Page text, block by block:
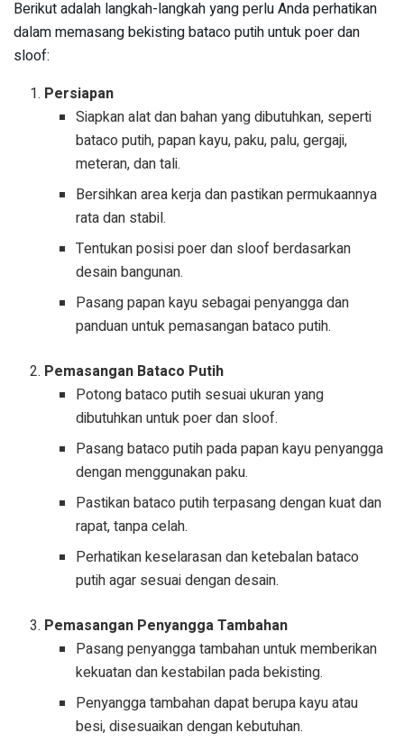
Berikut adalah langkah-langkah yang perlu Anda perhatikan
dalam memasang bekisting bataco putih untuk poer dan
sloof:
Persiapan
Siapkan alat dan bahan yang dibutuhkan, seperti
bataco putih, papan kayu, paku, palu, gergaji,
meteran, dan tali.
Bersihkan area kerja dan pastikan permukaannya
rata dan stabil.
Tentukan posisi poer dan sloof berdasarkan
desain bangunan.
Pasang papan kayu sebagai penyangga dan
panduan untuk pemasangan bataco putih.
Pemasangan Bataco Putih
Potong bataco putih sesuai ukuran yang
dibutuhkan untuk poer dan sloof.
Pasang bataco putih pada papan kayu penyangga
dengan menggunakan paku.
Pastikan bataco putih terpasang dengan kuat dan
rapat, tanpa celah.
Perhatikan keselarasan dan ketebalan bataco
putih agar sesuai dengan desain.
Pemasangan Penyangga Tambahan
Pasang penyangga tambahan untuk memberikan
kekuatan dan kestabilan pada bekisting.
Penyangga tambahan dapat berupa kayu atau
besi, disesuaikan dengan kebutuhan.